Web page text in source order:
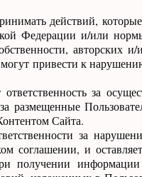
действий,
Федерации и/или
авторских
привести к
за
размещенные
Сайта.
за
соглашении, и
получении